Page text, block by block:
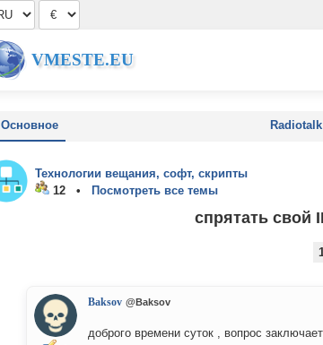
VMESTE.EU
Основное Radiotalk
Технологии вещания, софт, скрипты
12 •
Посмотреть все темы
спрятать свой
Baksov @Baksov
доброго времени суток , вопрос